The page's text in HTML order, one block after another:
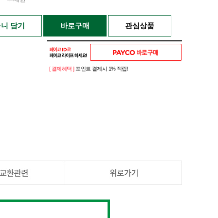
담기 바로구매 관심상품
[ 결제혜택 ] 포인트 결제시 1% 적립!